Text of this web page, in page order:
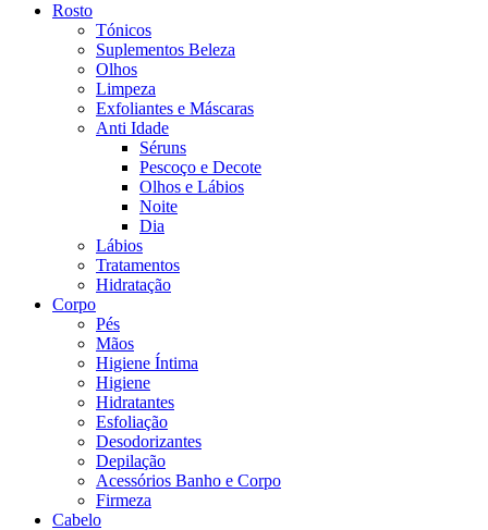
Rosto
Tónicos
Suplementos Beleza
Olhos
Limpeza
Exfoliantes e Máscaras
Anti Idade
Séruns
Pescoço e Decote
Olhos e Lábios
Noite
Dia
Lábios
Tratamentos
Hidratação
Corpo
Pés
Mãos
Higiene Íntima
Higiene
Hidratantes
Esfoliação
Desodorizantes
Depilação
Acessórios Banho e Corpo
Firmeza
Cabelo